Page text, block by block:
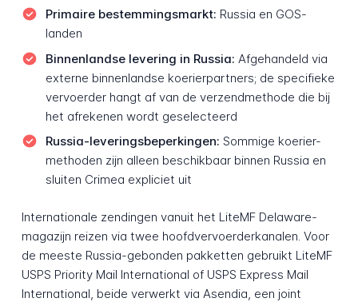
Primaire bestemmings­markt: Russia en GOS-
landen
Binnenlandse levering in Russia: Afgehandeld via
externe binnenlandse koerierpartners; de specifieke
vervoerder hangt af van de verzend­methode die bij
het afrekenen wordt geselecteerd
Russia-leveringsbeperkingen: Sommige koerier­
methoden zijn alleen beschikbaar binnen Russia en
sluiten Crimea expliciet uit
Internationale zendingen vanuit het LiteMF Delaware-
magazijn reizen via twee hoofd­vervoerder­kanalen. Voor
de meeste Russia-gebonden pakketten gebruikt LiteMF
USPS Priority Mail International of USPS Express Mail
International, beide verwerkt via Asendia, een joint